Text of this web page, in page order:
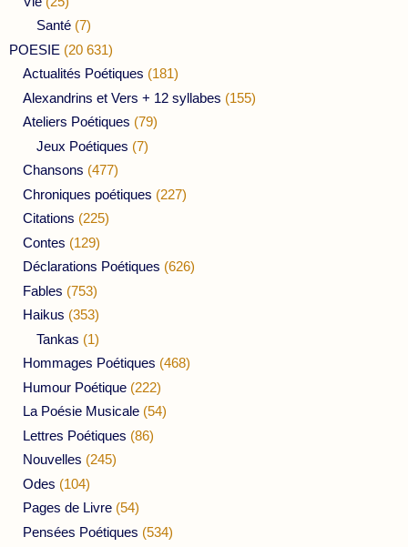
Santé (7)
POESIE (20 631)
Actualités Poétiques (181)
Alexandrins et Vers + 12 syllabes (155)
Ateliers Poétiques (79)
Jeux Poétiques (7)
Chansons (477)
Chroniques poétiques (227)
Citations (225)
Contes (129)
Déclarations Poétiques (626)
Fables (753)
Haikus (353)
Tankas (1)
Hommages Poétiques (468)
Humour Poétique (222)
La Poésie Musicale (54)
Lettres Poétiques (86)
Nouvelles (245)
Odes (104)
Pages de Livre (54)
Pensées Poétiques (534)